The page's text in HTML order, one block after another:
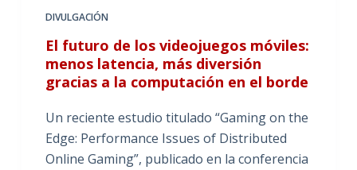
DIVULGACIÓN
El futuro de los videojuegos móviles:
menos latencia, más diversión
gracias a la computación en el borde
Un reciente estudio titulado “Gaming on the
Edge: Performance Issues of Distributed
Online Gaming”, publicado en la conferencia